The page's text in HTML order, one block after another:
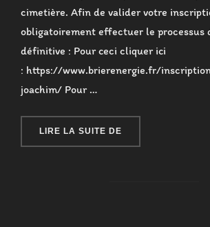
cimetière. Afin de valider votre
obligatoirement effectuer le processus
définitive : Pour ceci cliquer ici
: https://www.brierenergie.fr/
joachim/ Pour …
LIRE LA SUITE DE